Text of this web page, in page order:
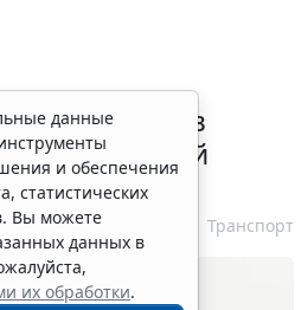
прав
неизвестной
Транспорт
данные
и обеспечения
статистических
Вы можете
данных в
их обработки.